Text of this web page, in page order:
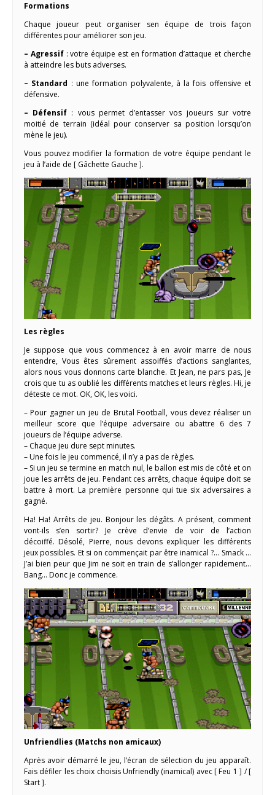
Formations
Chaque joueur peut organiser sen équipe de trois façon
différentes pour améliorer son jeu.
– Agressif: votre équipe est en formation d’attaque et cherche
à atteindre les buts adverses.
– Standard : une formation polyvalente, à la fois offensive et
défensive.
– Défensif : vous permet d’entasser vos joueurs sur votre
moitié de terrain (idéal pour conserver sa position lorsqu’on
mène le jeu).
Vous pouvez modifier la formation de votre équipe pendant le
jeu à l’aide de [ Gâchette Gauche ].
Les règles
Je suppose que vous commencez à en avoir marre de nous
entendre, Vous êtes sûrement assoiffés d’actions sanglantes,
alors nous vous donnons carte blanche. Et Jean, ne pars pas, Je
crois que tu as oublié les différents matches et leurs règles. Hi, je
déteste ce mot. OK, OK, les voici.
– Pour gagner un jeu de Brutal Football, vous devez réaliser un
meilleur score que l’équipe adversaire ou abattre 6 des 7
joueurs de l’équipe adverse.
– Chaque jeu dure sept minutes.
– Une fois le jeu commencé, il n’y a pas de règles.
– Si un jeu se termine en match nul, le ballon est mis de côté et on
joue les arrêts de jeu. Pendant ces arrêts, chaque équipe doit se
battre à mort. La première personne qui tue six adversaires a
gagné.
Hа! Ha! Arrêts de jeu. Bonjour les dégâts. A présent, comment
vont-ils s’en sortir? Je crève d’envie de voir de l’action
décoiffé. Désolé, Pierre, nous devons expliquer les différents
jeux possibles. Et si on commençait par être inamical ?… Smack …
J’ai bien peur que Jim ne soit en train de s’allonger rapidement…
Bang… Donc je commence.
Unfriendlies (Matchs non amicaux)
Après avoir démarré le jeu, l’écran de sélection du jeu apparaît.
Fais défiler les choix choisis Unfriendly (inamical) avec [ Feu 1 ] / [
Start ].